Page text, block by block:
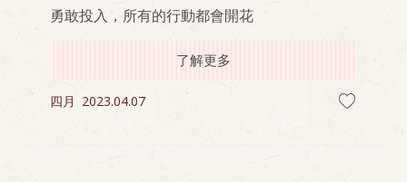
勇敢投入，所有的行動都會開花
了解更多
四月 2023.04.07